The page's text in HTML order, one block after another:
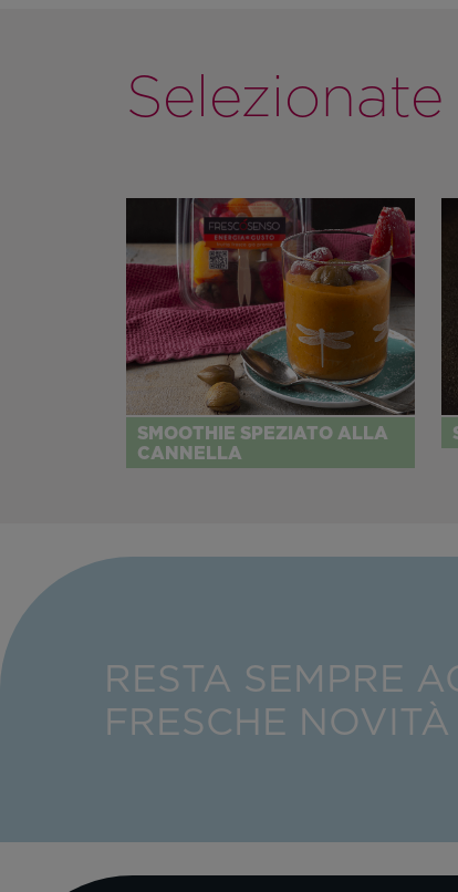
SMOOTHIE SPEZIATO ALLA
CANNELLA
RESTA SEMPRE
FRESCHE